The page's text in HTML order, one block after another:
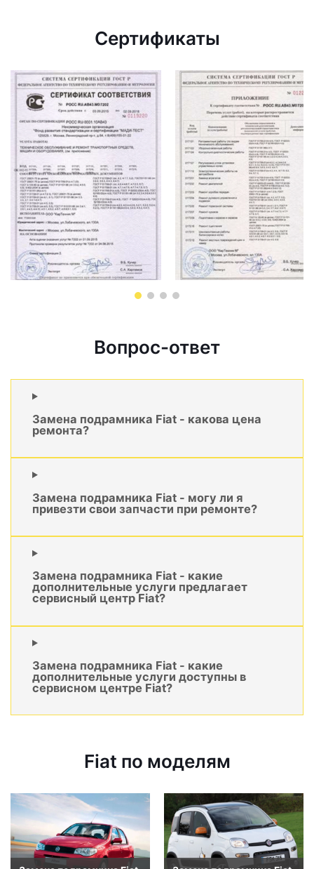
Сертификаты
Вопрос-ответ
Замена подрамника Fiat - какова цена
ремонта?
Замена подрамника Fiat - могу ли я
привезти свои запчасти при ремонте?
Замена подрамника Fiat - какие
дополнительные услуги предлагает
сервисный центр Fiat?
Замена подрамника Fiat - какие
дополнительные услуги доступны в
сервисном центре Fiat?
Fiat по моделям